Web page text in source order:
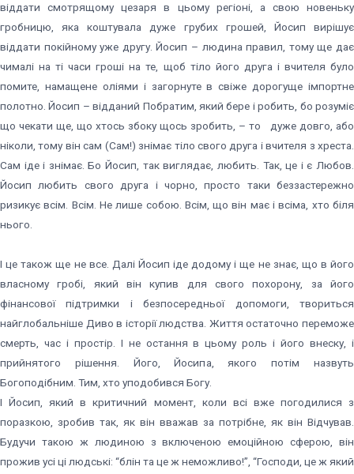
віддати смотрящому цезаря в цьому регіоні, а свою новеньку
гробницю, яка коштувала дуже грубих грошей, Йосип вирішує
віддати покійному уже другу. Йосип – людина правил, тому ще дає
чималі на ті часи гроші на те, щоб тіло його друга і вчителя було
помите, намащене оліями і загорнуте в свіже дорогуще імпортне
полотно. Йосип – відданий Побратим, який бере і робить, бо розуміє
що чекати ще, що хтось збоку щось зробить, – то дуже довго, або
ніколи, тому він сам (Сам!) знімає тіло свого друга і вчителя з хреста.
Сам іде і знімає. Бо Йосип, так виглядає, любить. Так, це і є Любов.
Йосип любить свого друга і чорно, просто таки беззастережно
ризикує всім. Всім. Не лише собою. Всім, що він має і всіма, хто біля
нього.
І це також ще не все. Далі Йосип іде додому і ще не знає, що в його
власному гробі, який він купив для свого похорону, за його
фінансової підтримки і безпосередньої допомоги, твориться
найглобальніше Диво в історії людства. Життя остаточно переможе
смерть, час і простір. І не остання в цьому роль і його внеску, і
прийнятого рішення. Його, Йосипа, якого потім назвуть
Богоподібним. Тим, хто уподобився Богу.
І Йосип, який в критичний момент, коли всі вже погодилися з
поразкою, зробив так, як він вважав за потрібне, як він Відчував.
Будучи такою ж людиною з включеною емоційною сферою, він
прожив усі ці людські: “блін та це ж неможливо!”, “Господи, це ж який